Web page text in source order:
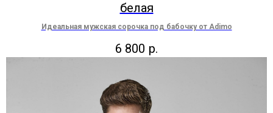
белая
Идеальная мужская сорочка под бабочку от Adimo
6 800 р.